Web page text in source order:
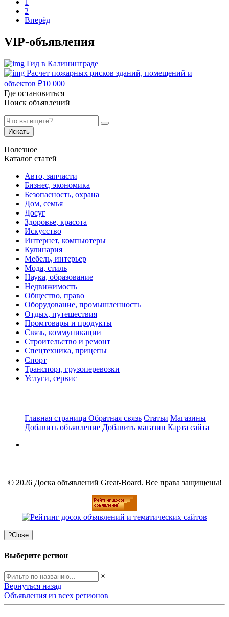
1
2
Вперёд
VIP-объявления
Гид в Калининграде
Расчет пожарных рисков зданий, помещений и
объектов ₽10 000
Где остановиться
Поиск объявлений
Искать
Полезное
Каталог статей
Авто, запчасти
Бизнес, экономика
Безопасность, охрана
Дом, семья
Досуг
Здоровье, красота
Искусство
Интернет, компьютеры
Кулинария
Мебель, интерьер
Мода, стиль
Наука, образование
Недвижимость
Общество, право
Оборудование, промышленность
Отдых, путешествия
Промтовары и продукты
Связь, коммуникации
Строительство и ремонт
Спецтехника, прицепы
Спорт
Транспорт, грузоперевозки
Услуги, сервис
Главная страница Обратная связь Статьи Магазины
Добавить объявление Добавить магазин Карта сайта
© 2026 Доска объявлений Great-Board. Все права защищены!
?Close
Выберите регион
×
Вернуться назад
Объявления из всех регионов